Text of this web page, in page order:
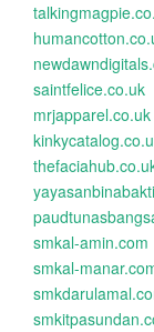
saintfelice.co.uk
mrjapparel.co.uk
smkal-amin.com
smkal-